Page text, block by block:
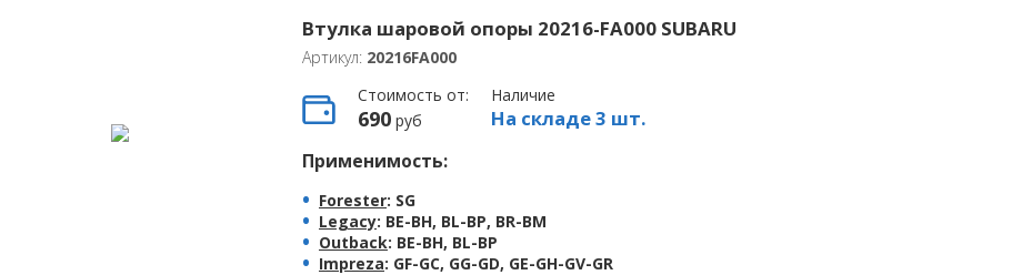
Втулка шаровой опоры 20216-FA000 SUBARU
Артикул: 20216FA000
Стоимость от:
690руб
Наличие
На складе 3 шт.
Применимость:
Forester: SG
Legacy: BE-BH, BL-BP, BR-BM
Outback: BE-BH, BL-BP
Impreza: GF-GC, GG-GD, GE-GH-GV-GR